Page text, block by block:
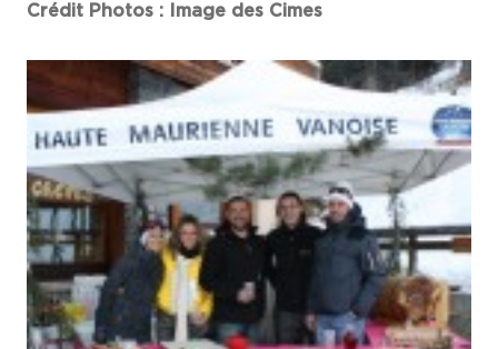
Crédit Photos : Image des Cimes